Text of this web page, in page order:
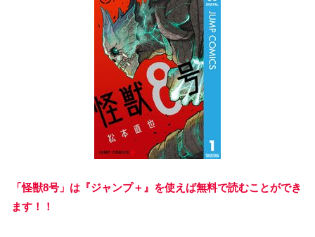
「怪獣8号」は『ジャンプ＋』を使えば無料で読むことができ
ます！！